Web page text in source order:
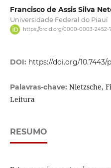
Francisco de Assis Silva
Universidade Federal do Piauí
https://orcid.org/0000-0003-2452-
DOI: https://doi.org/10.7443/
Palavras-chave: Nietzsche,
Leitura
RESUMO